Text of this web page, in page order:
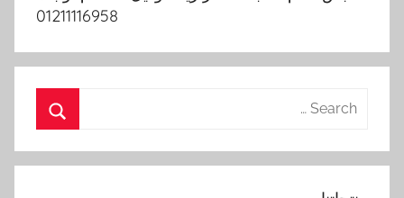
01211116958
Search